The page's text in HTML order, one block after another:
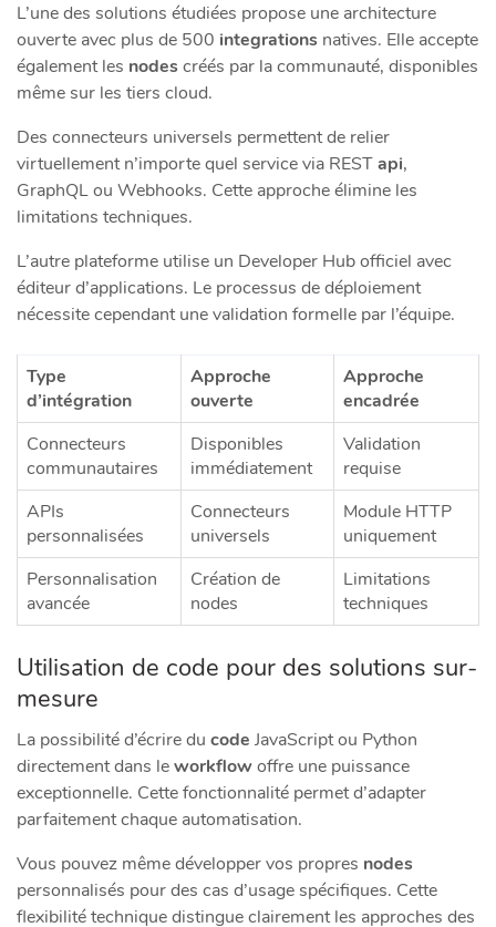
L’une des solutions étudiées propose une architecture
ouverte avec plus de 500 integrations natives. Elle accepte
également les nodescréés par la communauté, disponibles
même sur les tiers cloud.
Des connecteurs universels permettent de relier
virtuellement n’importe quel service via RESTapi,
GraphQL ou Webhooks. Cette approche élimine les
limitations techniques.
L’autre plateforme utilise un Developer Hub officiel avec
éditeur d’applications. Le processus de déploiement
nécessite cependant une validation formelle par l’équipe.
Type
d’intégration
Approche
ouverte
Approche
encadrée
Connecteurs
communautaires
Disponibles
immédiatement
Validation
requise
APIs
personnalisées
Connecteurs
universels
Module HTTP
uniquement
Personnalisation
avancée
Création de
nodes
Limitations
techniques
Utilisation de code pour des solutions sur-
mesure
La possibilité d’écrire du code JavaScript ou Python
directement dans leworkflowoffre une puissance
exceptionnelle. Cette fonctionnalité permet d’adapter
parfaitement chaque automatisation.
Vous pouvez même développer vos propres nodes
personnalisés pour des cas d’usage spécifiques. Cette
flexibilité technique distingue clairement les approches des